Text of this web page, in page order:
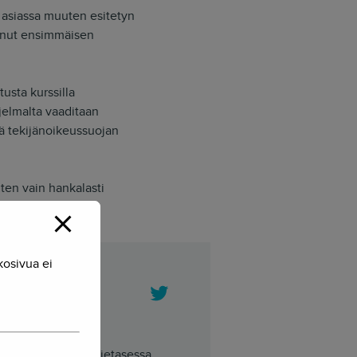
muuten esitetyn
ensimmäisen
kurssilla
vaaditaan
tekijänoikeussuojan
vain hankalasti
ei